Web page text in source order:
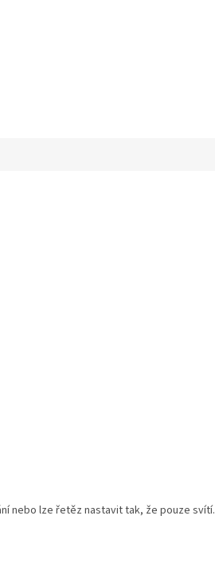
nebo lze řetěz nastavit tak, že pouze svítí.